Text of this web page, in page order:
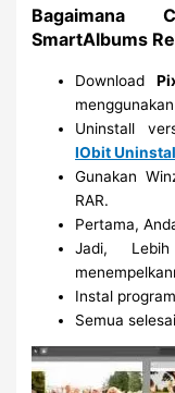
Bagaimana
SmartAlbums
Download
Uninstall
IObit
Gunakan
RAR.
Pertama,
Jadi,
Instal
Semua